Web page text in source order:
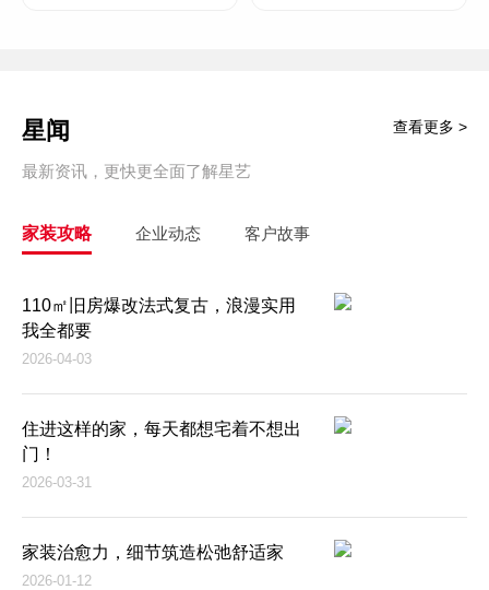
星闻
最新资讯，更快更全面了解星艺
查看更多 >
家装攻略 企业动态 客户故事
110㎡旧房爆改法式复古，浪漫实用
我全都要
2026-04-03
住进这样的家，每天都想宅着不想出
门！
2026-03-31
家装治愈力，细节筑造松弛舒适家
2026-01-12